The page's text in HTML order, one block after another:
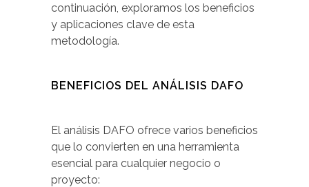
continuación, exploramos los beneficios
y aplicaciones clave de esta
metodología.
BENEFICIOS DEL ANÁLISIS DAFO
El análisis DAFO ofrece varios beneficios
que lo convierten en una herramienta
esencial para cualquier negocio o
proyecto: